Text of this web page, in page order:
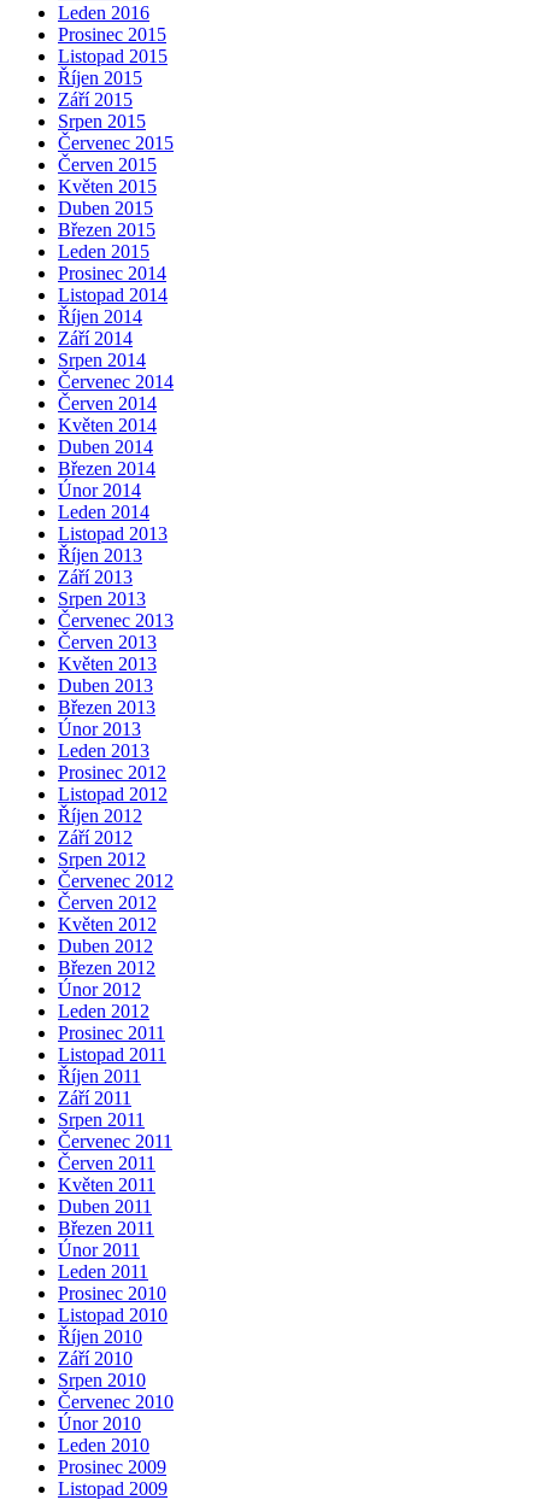
Leden 2016
Prosinec 2015
Listopad 2015
Říjen 2015
Září 2015
Srpen 2015
Červenec 2015
Červen 2015
Květen 2015
Duben 2015
Březen 2015
Leden 2015
Prosinec 2014
Listopad 2014
Říjen 2014
Září 2014
Srpen 2014
Červenec 2014
Červen 2014
Květen 2014
Duben 2014
Březen 2014
Únor 2014
Leden 2014
Listopad 2013
Říjen 2013
Září 2013
Srpen 2013
Červenec 2013
Červen 2013
Květen 2013
Duben 2013
Březen 2013
Únor 2013
Leden 2013
Prosinec 2012
Listopad 2012
Říjen 2012
Září 2012
Srpen 2012
Červenec 2012
Červen 2012
Květen 2012
Duben 2012
Březen 2012
Únor 2012
Leden 2012
Prosinec 2011
Listopad 2011
Říjen 2011
Září 2011
Srpen 2011
Červenec 2011
Červen 2011
Květen 2011
Duben 2011
Březen 2011
Únor 2011
Leden 2011
Prosinec 2010
Listopad 2010
Říjen 2010
Září 2010
Srpen 2010
Červenec 2010
Únor 2010
Leden 2010
Prosinec 2009
Listopad 2009